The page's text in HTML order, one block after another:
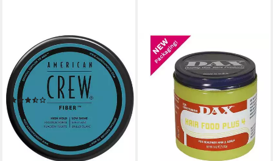
AMERICAN CREW
Haarwachs FIBER, sehr
starker Halt, für jeden
Haartyp geeignet
(6)
9,99 €
16,90 €
(199,80 €/ 1 kg)
-41%
lieferbar - in 1-2 Werktagen bei dir
DAX
Haarpomade DAX Hair Food
Plus 4, 213g
(37,51 €/ 1.000 g)
lieferbar - in 2-3 Werktagen bei dir